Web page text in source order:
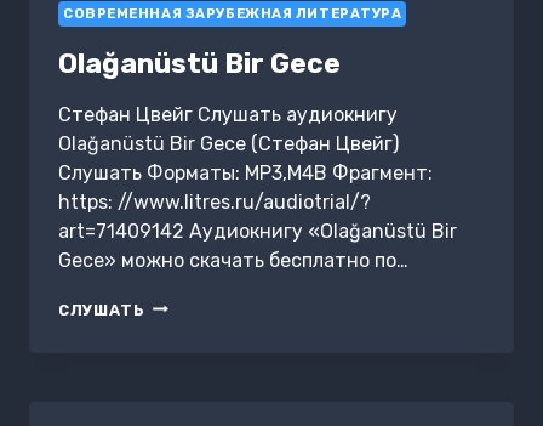
СОВРЕМЕННАЯ ЗАРУБЕЖНАЯ ЛИТЕРАТУРА
Olağanüstü Bir Gece
Стефан Цвейг Слушать аудиокнигу
Olağanüstü Bir Gece (Стефан Цвейг)
Слушать Форматы: MP3,M4B Фрагмент:
https: //www.litres.ru/audiotrial/?
art=71409142 Аудиокнигу «Olağanüstü Bir
Gece» можно скачать бесплатно по…
СЛУШАТЬ OLAĞANÜSTÜ